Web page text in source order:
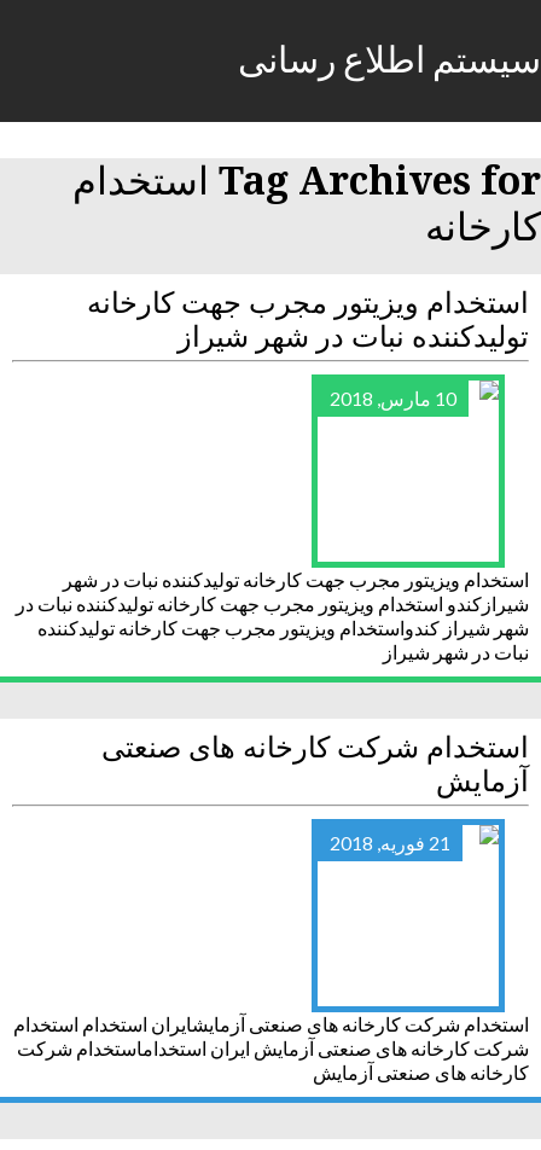
سیستم اطلاع رسانی
Tag Archives for استخدام
کارخانه
استخدام ویزیتور مجرب جهت کارخانه
تولیدکننده نبات در شهر شیراز
10 مارس, 2018
استخدام ویزیتور مجرب جهت کارخانه تولیدکننده نبات در شهر
شیرازکندو استخدام ویزیتور مجرب جهت کارخانه تولیدکننده نبات در
شهر شیراز کندواستخدام ویزیتور مجرب جهت کارخانه تولیدکننده
نبات در شهر شیراز
استخدام شرکت کارخانه های صنعتی
آزمایش
21 فوریه, 2018
استخدام شرکت کارخانه های صنعتی آزمایشایران استخدام استخدام
شرکت کارخانه های صنعتی آزمایش ایران استخداماستخدام شرکت
کارخانه های صنعتی آزمایش